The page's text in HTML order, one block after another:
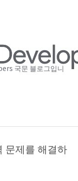
국문 블로그입니
문제를 해결하